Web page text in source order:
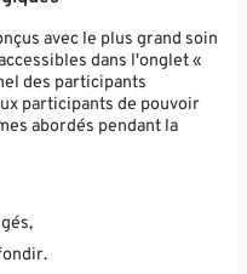
avec le plus grand soin
dans l'onglet «
des participants
participants de pouvoir
abordés pendant la